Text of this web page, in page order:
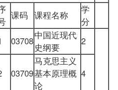
课码 课程名称
学
分
03708中国近现代
史纲要
2
03709
马克思主义
基本原理概
论
4